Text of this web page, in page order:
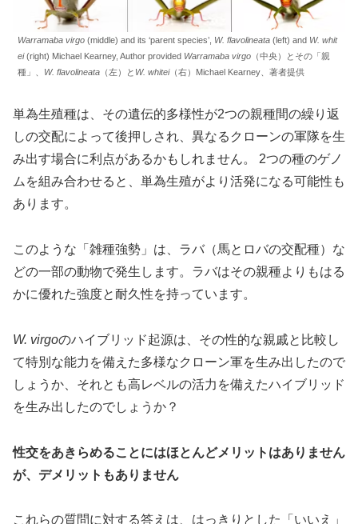
Warramaba virgo (middle) and its ‘parent species’, W. flavolineata (left) and W. whit
ei(right) Michael Kearney, Author provided Warramaba virgo （中央）とその「親
種」、 W. flavolineata （左）と W. whitei（右）Michael Kearney、著者提供
単為生殖種は、その遺伝的多様性が2つの親種間の繰り返
しの交配によって後押しされ、異なるクローンの軍隊を生
み出す場合に利点があるかもしれません。 2つの種のゲノ
ムを組み合わせると、単為生殖がより活発になる可能性も
あります。
このような「雑種強勢」は、ラバ（馬とロバの交配種）な
どの一部の動物で発生します。ラバはその親種よりもはる
かに優れた強度と耐久性を持っています。
W. virgoのハイブリッド起源は、その性的な親戚と比較し
て特別な能力を備えた多様なクローン軍を生み出したので
しょうか、それとも高レベルの活力を備えたハイブリッド
を生み出したのでしょうか？
性交をあきらめることにはほとんどメリットはありません
が、デメリットもありません
これらの質問に対する答えは、はっきりとした「いいえ」